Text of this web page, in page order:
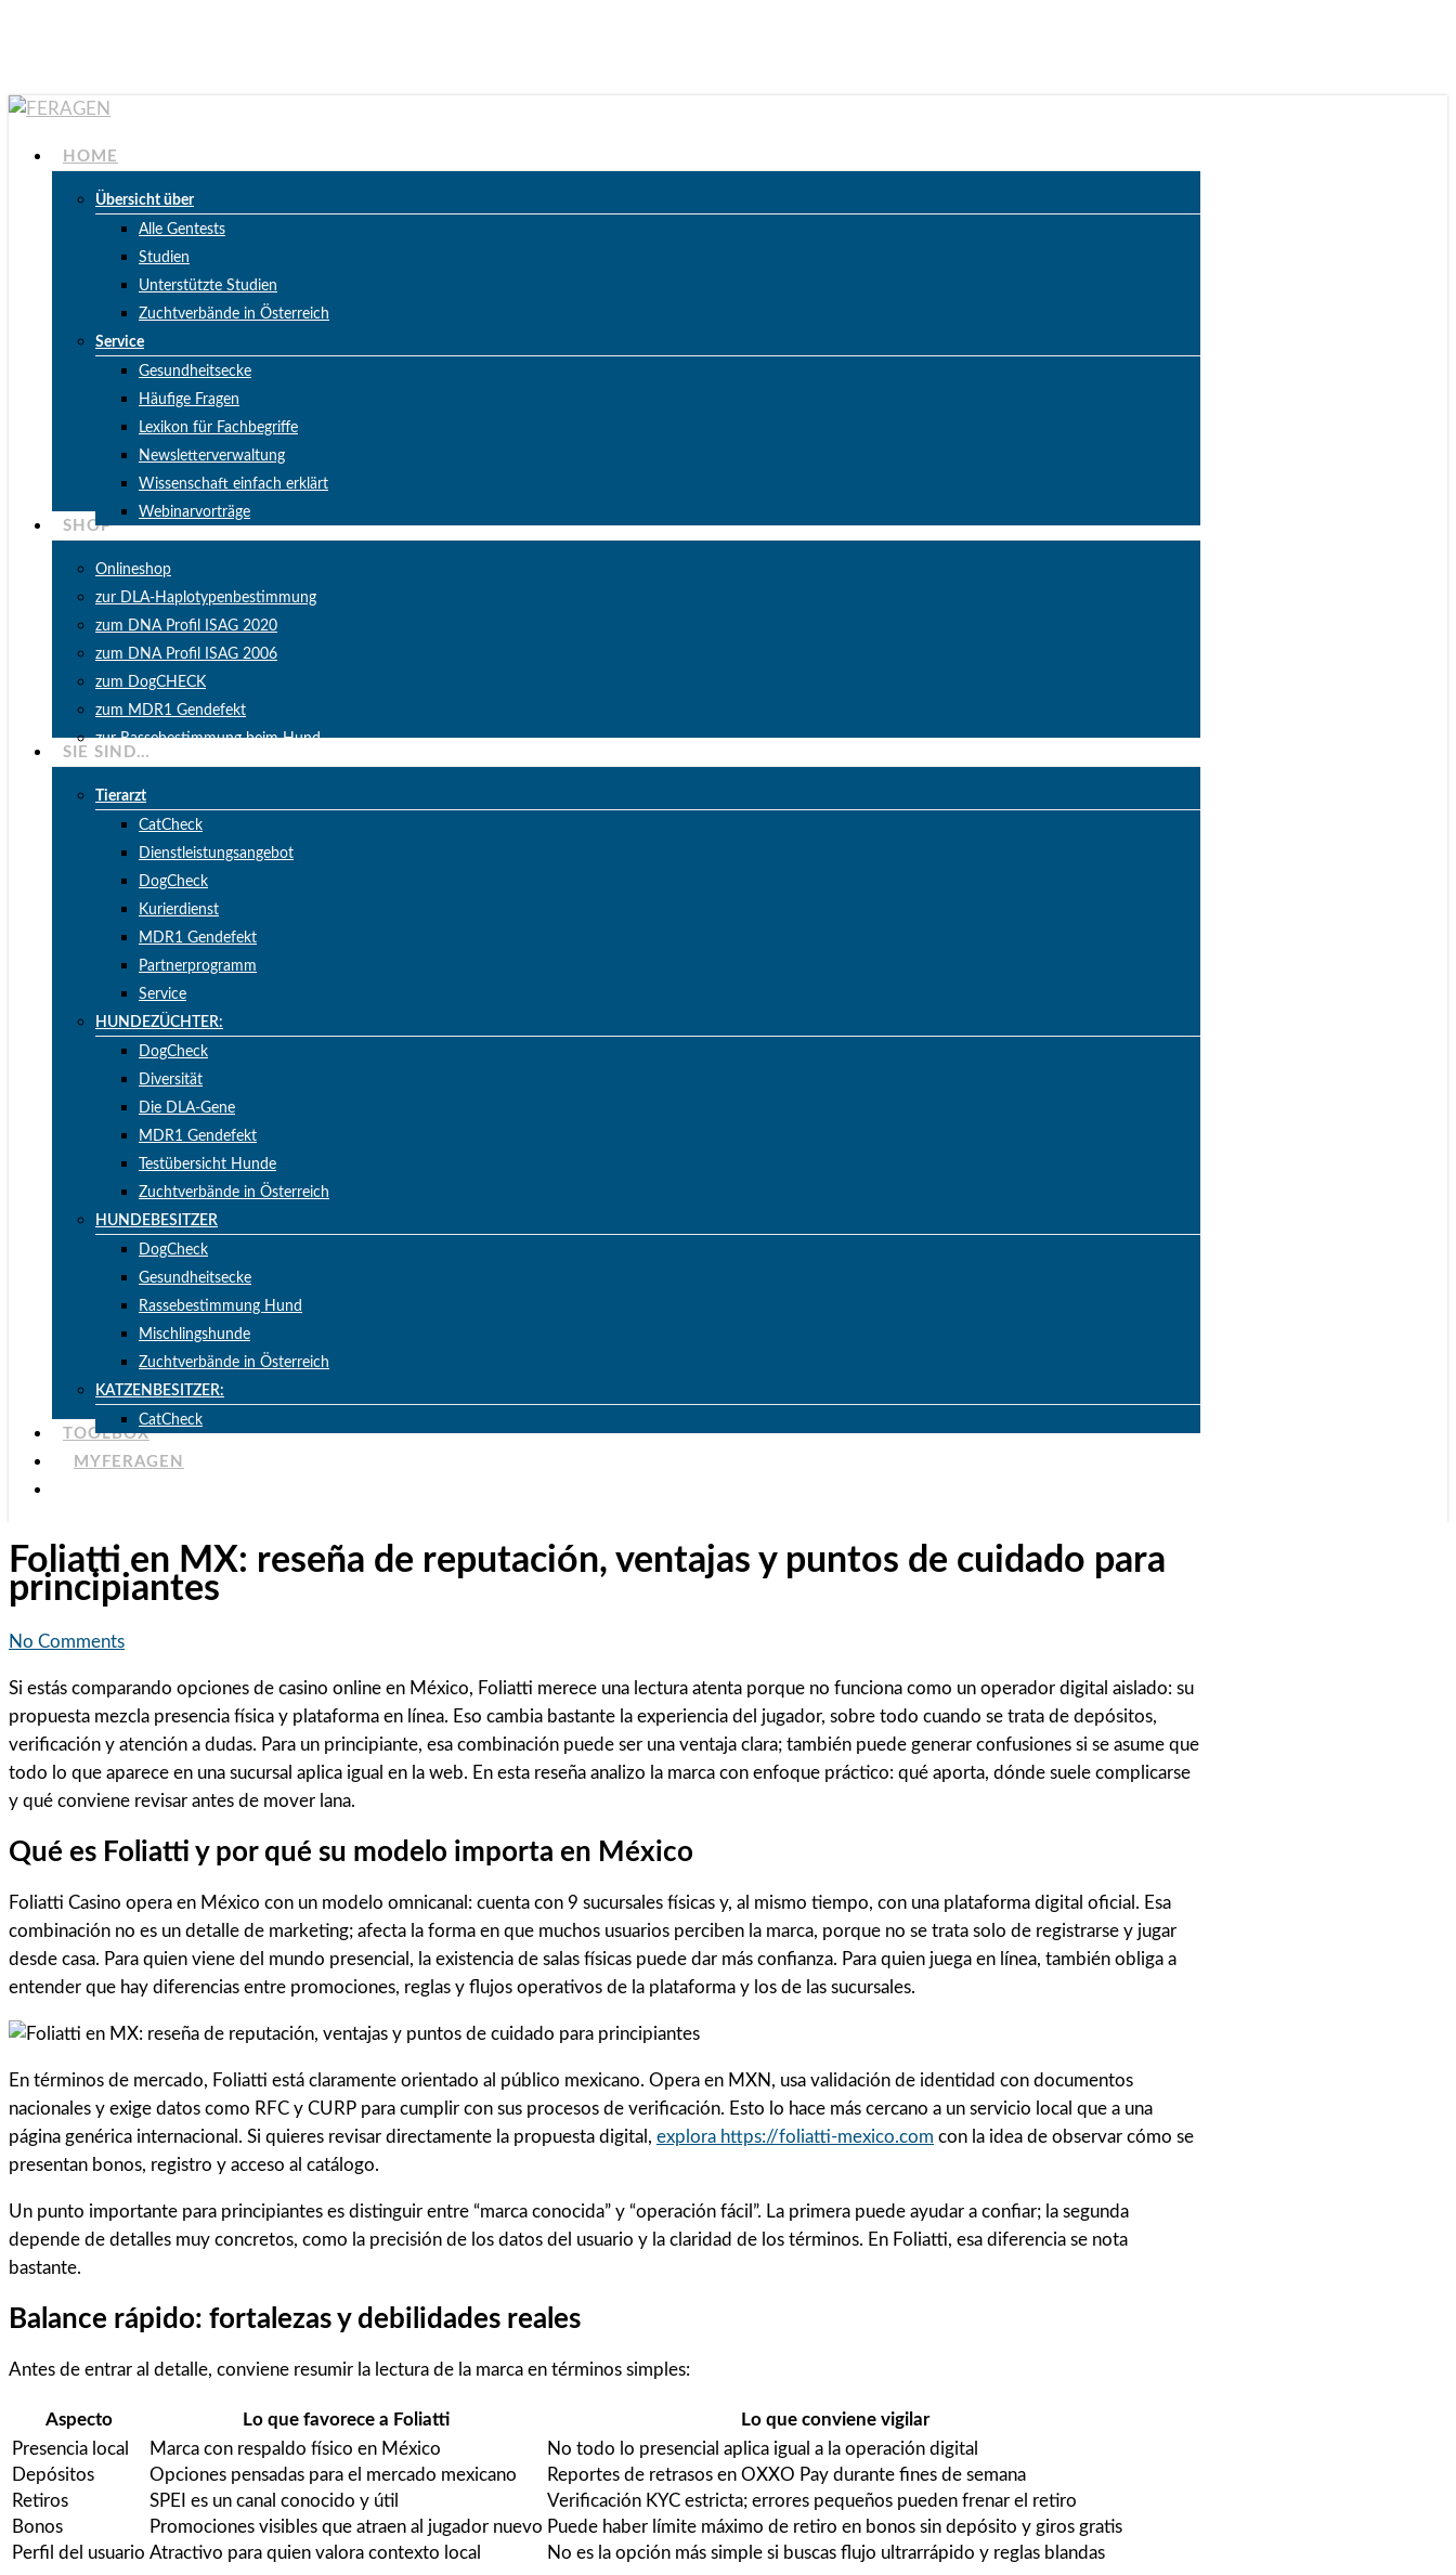
content
Menu HOME
Übersicht über
Alle Gentests
Studien
Unterstützte Studien
Zuchtverbände in Österreich
Service
Gesundheitsecke
Häufige Fragen
Lexikon für Fachbegriffe
Newsletterverwaltung
Wissenschaft einfach erklärt
Webinarvorträge
SHOP
Onlineshop
zur DLA-Haplotypenbestimmung
zum DNA Profil ISAG 2020
zum DNA Profil ISAG 2006
zum DogCHECK
zum MDR1 Gendefekt
zur Rassebestimmung beim Hund
SIE SIND…
Tierarzt
CatCheck
Dienstleistungsangebot
DogCheck
Kurierdienst
MDR1 Gendefekt
Partnerprogramm
Service
HUNDEZÜCHTER:
DogCheck
Diversität
Die DLA-Gene
MDR1 Gendefekt
Testübersicht Hunde
Zuchtverbände in Österreich
HUNDEBESITZER
DogCheck
Gesundheitsecke
Rassebestimmung Hund
Mischlingshunde
Zuchtverbände in Österreich
KATZENBESITZER:
CatCheck
TOOLBOX
MYFERAGEN
Foliatti en MX: reseña de reputación, ventajas y puntos de cuidado para
principiantes
No Comments
Si estás comparando opciones de casino online en México, Foliatti merece una lectura atenta porque no funciona como un operador digital aislado: su
propuesta mezcla presencia física y plataforma en línea. Eso cambia bastante la experiencia del jugador, sobre todo cuando se trata de depósitos,
verificación y atención a dudas. Para un principiante, esa combinación puede ser una ventaja clara; también puede generar confusiones si se asume que
todo lo que aparece en una sucursal aplica igual en la web. En esta reseña analizo la marca con enfoque práctico: qué aporta, dónde suele complicarse
y qué conviene revisar antes de mover lana.
Qué es Foliatti y por qué su modelo importa en México
Foliatti Casino opera en México con un modelo omnicanal: cuenta con 9 sucursales físicas y, al mismo tiempo, con una plataforma digital oficial. Esa
combinación no es un detalle de marketing; afecta la forma en que muchos usuarios perciben la marca, porque no se trata solo de registrarse y jugar
desde casa. Para quien viene del mundo presencial, la existencia de salas físicas puede dar más confianza. Para quien juega en línea, también obliga a
entender que hay diferencias entre promociones, reglas y flujos operativos de la plataforma y los de las sucursales.
En términos de mercado, Foliatti está claramente orientado al público mexicano. Opera en MXN, usa validación de identidad con documentos
nacionales y exige datos como RFC y CURP para cumplir con sus procesos de verificación. Esto lo hace más cercano a un servicio local que a una
página genérica internacional. Si quieres revisar directamente la propuesta digital, explora https://foliatti-mexico.com con la idea de observar cómo se
presentan bonos, registro y acceso al catálogo.
Un punto importante para principiantes es distinguir entre “marca conocida” y “operación fácil”. La primera puede ayudar a confiar; la segunda
depende de detalles muy concretos, como la precisión de los datos del usuario y la claridad de los términos. En Foliatti, esa diferencia se nota
bastante.
Balance rápido: fortalezas y debilidades reales
Antes de entrar al detalle, conviene resumir la lectura de la marca en términos simples:
Aspecto Lo que favorece a Foliatti
Lo que conviene vigilar
Presencia local
Marca con respaldo físico en México
No todo lo presencial aplica igual a la operación digital
Depósitos
Opciones pensadas para el mercado mexicano
Reportes de retrasos en OXXO Pay durante fines de semana
Retiros
SPEI es un canal conocido y útil
Verificación KYC estricta; errores pequeños pueden frenar el retiro
Bonos
Promociones visibles que atraen al jugador nuevo Puede haber límite máximo de retiro en bonos sin depósito y giros gratis
Perfil del usuario Atractivo para quien valora contexto local No es la opción más simple si buscas flujo ultrarrápido y reglas blandas